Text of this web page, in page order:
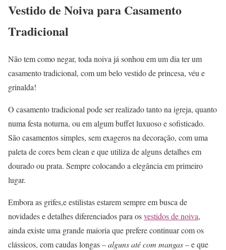
Vestido de Noiva para Casamento
Tradicional
Não tem como negar, toda noiva já sonhou em um dia ter um
casamento tradicional, com um belo vestido de princesa, véu e
grinalda!
O casamento tradicional pode ser realizado tanto na igreja, quanto
numa festa noturna, ou em algum buffet luxuoso e sofisticado.
São casamentos simples, sem exageros na decoração, com uma
paleta de cores bem clean e que utiliza de alguns detalhes em
dourado ou prata. Sempre colocando a elegância em primeiro
lugar.
Embora as grifes,e estilistas estarem sempre em busca de
novidades e detalhes diferenciados para osvestidos de noiva,
ainda existe uma grande maioria que prefere continuar com os
clássicos, com caudas longas –alguns até com mangas– e que